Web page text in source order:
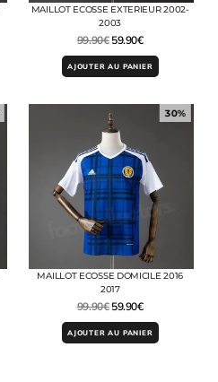
MAILLOT ECOSSE EXTERIEUR 2002-
2003
99.90€ 59.90€
AJOUTER AU PANIER
30%
MAILLOT ECOSSE DOMICILE 2016
2017
99.90€ 59.90€
AJOUTER AU PANIER